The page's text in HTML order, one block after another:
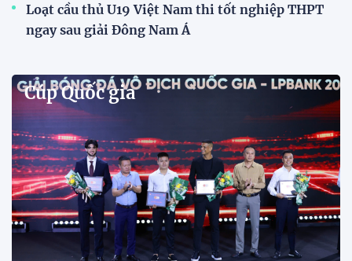
tập để theo dõi sao nhập tịch tuyển Việt Nam
Buổi tập của tuyển Việt Nam chiều nay (29/7) bất
ngờ thu hút sự chú ý của truyền thông Singapore
khi một phóng viên có mặt tại sân để trực tiếp theo
dõi màn thể hiện của các ngôi sao nhập tịch.
Đình Bắc cùng dàn sao CAHN "thắng lớn" tại
V.League Awards 2026